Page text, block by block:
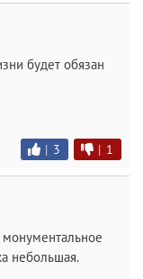
будет обязан
| 3 | 1
небольшая.